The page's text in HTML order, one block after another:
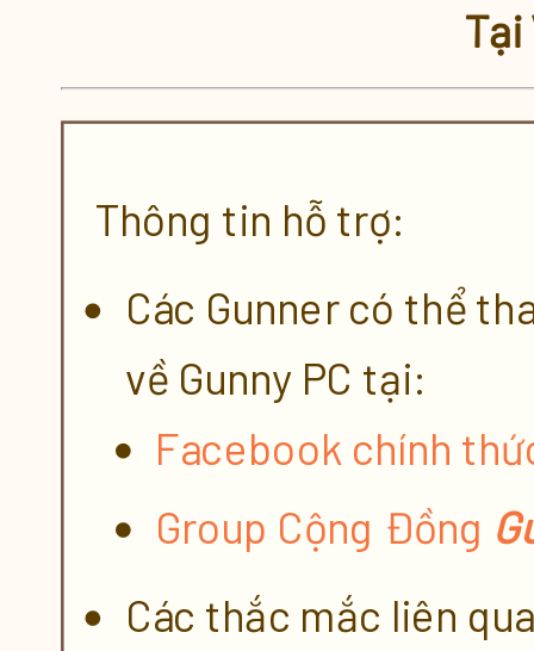
Thông tin hỗ trợ:
Các Gunner có thể
về Gunny PC tại:
Facebook chính
Group Cộng Đồng
Các thắc mắc liên